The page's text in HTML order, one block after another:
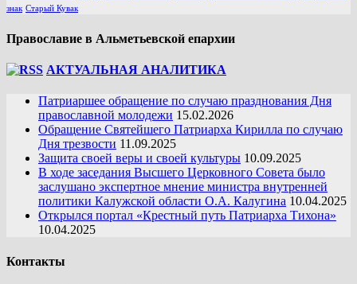
знак Старый Кувак
Православие в Альметьевской епархии
АКТУАЛЬНАЯ АНАЛИТИКА
Патриаршее обращение по случаю празднования Дня
православной молодежи 15.02.2026
Обращение Святейшего Патриарха Кирилла по случаю
Дня трезвости 11.09.2025
Защита своей веры и своей культуры 10.09.2025
В ходе заседания Высшего Церковного Совета было
заслушано экспертное мнение министра внутренней
политики Калужской области О.А. Калугина 10.04.2025
Открылся портал «Крестный путь Патриарха Тихона»
10.04.2025
Контакты